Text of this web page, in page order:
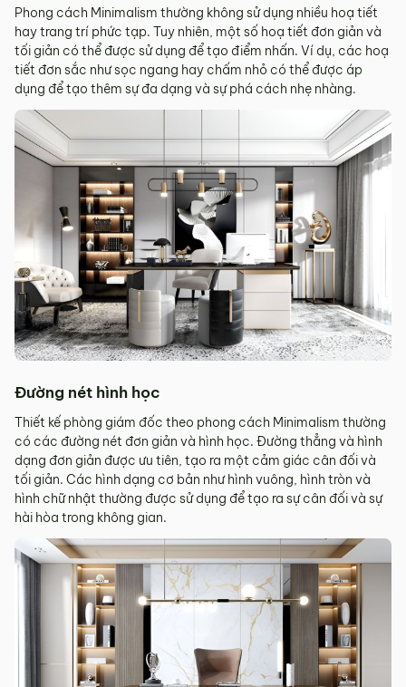
Phong cách Minimalism thường không sử dụng nhiều hoạ tiết
hay trang trí phức tạp. Tuy nhiên, một số hoạ tiết đơn giản và
tối giản có thể được sử dụng để tạo điểm nhấn. Ví dụ, các hoạ
tiết đơn sắc như sọc ngang hay chấm nhỏ có thể được áp
dụng để tạo thêm sự đa dạng và sự phá cách nhẹ nhàng.
Đường nét hình học
Thiết kế phòng giám đốc theo phong cách Minimalism thường
có các đường nét đơn giản và hình học. Đường thẳng và hình
dạng đơn giản được ưu tiên, tạo ra một cảm giác cân đối và
tối giản. Các hình dạng cơ bản như hình vuông, hình tròn và
hình chữ nhật thường được sử dụng để tạo ra sự cân đối và sự
hài hòa trong không gian.